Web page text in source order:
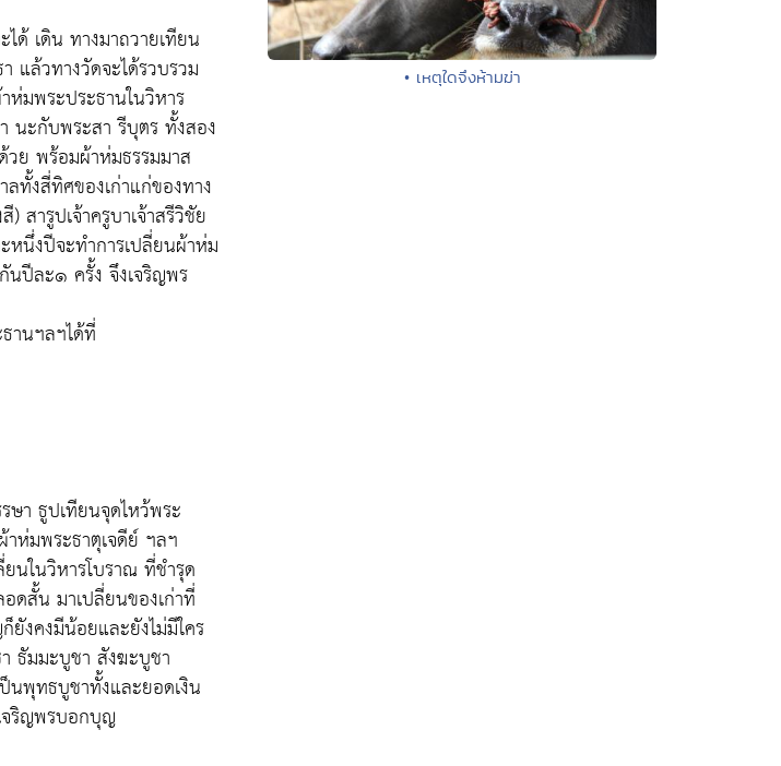
ด้ เดิน ทางมาถวายเทียน
แล้วทางวัดจะได้รวบรวม
มพระประธานในวิหาร
นะกับพระสา รีบุตร ทั้งสอง
ย พร้อมผ้าห่มธรรมมาส
ทั้งสี่ทิศของเก่าแก่ของทาง
สารูปเจ้าครูบาเจ้าสรีวิชัย
นึ่งปีจะทำการเปลี่ยนผ้าห่ม
ปีละ๑ ครั้ง จึงเจริญพร
านฯลฯได้ที่
ษา ธูปเทียนจุดไหว้พระ
ห่มพระธาตุเจดีย์ ฯลฯ
นในวิหารโบราณ ที่ชำรุด
สั้น มาเปลี่ยนของเก่าที่
งคงมีน้อยและยังไม่มีใคร
ธัมมะบูชา สังฆะบูชา
นพุทธบูชาทั้งและยอดเงิน
จริญพรบอกบุญ
• เหตุใดจึงห้ามฆ่า